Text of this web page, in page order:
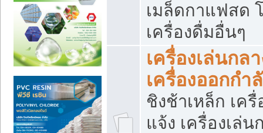
เมล็ดกาแฟสด
เครื่องดื่มอื่นๆ
เครื่องเล่นกล
เครื่องออกกำ
ชิงช้าเหล็ก เค
แจ้ง เครื่องเล่น